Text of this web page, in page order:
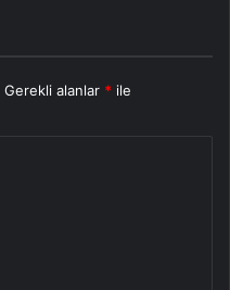
Gerekli alanlar * ile